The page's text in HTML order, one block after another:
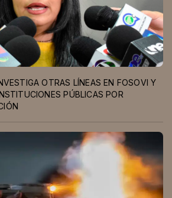
OTRAS LÍNEAS EN FOSOVI Y
PÚBLICAS POR